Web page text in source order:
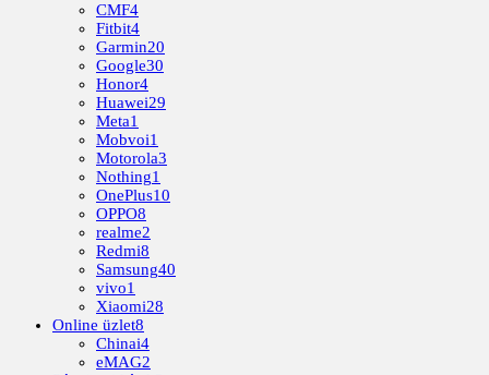
CMF4
Fitbit4
Garmin20
Google30
Honor4
Huawei29
Meta1
Mobvoi1
Motorola3
Nothing1
OnePlus10
OPPO8
realme2
Redmi8
Samsung40
vivo1
Xiaomi28
Online üzlet8
Chinai4
eMAG2